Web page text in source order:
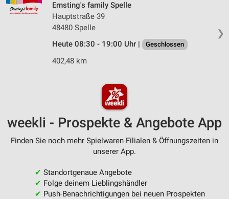
❯
Ernsting's family Spelle
Hauptstraße 39
48480 Spelle
Heute 08:30 - 19:00 Uhr |
Geschlossen
402,48 km
weekli - Prospekte & Angebote App
Finden Sie noch mehr Spielwaren Filialen & Öffnungszeiten in
unserer App.
✔ Standortgenaue Angebote
✔ Folge deinem Lieblingshändler
✔ Push-Benachrichtigungen bei neuen Prospekten